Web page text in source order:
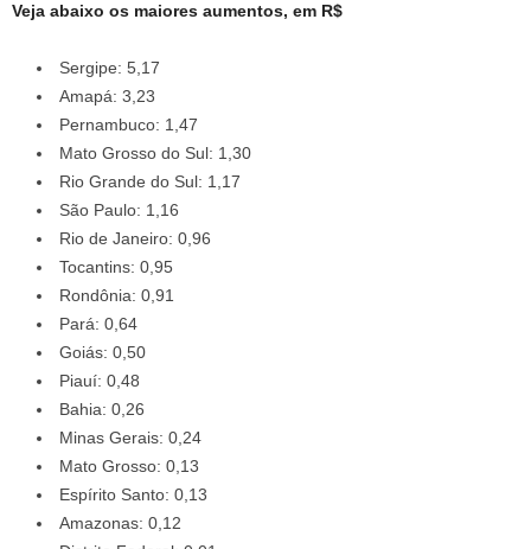
Veja abaixo os maiores aumentos, em R$
Sergipe: 5,17
Amapá: 3,23
Pernambuco: 1,47
Mato Grosso do Sul: 1,30
Rio Grande do Sul: 1,17
São Paulo: 1,16
Rio de Janeiro: 0,96
Tocantins: 0,95
Rondônia: 0,91
Pará: 0,64
Goiás: 0,50
Piauí: 0,48
Bahia: 0,26
Minas Gerais: 0,24
Mato Grosso: 0,13
Espírito Santo: 0,13
Amazonas: 0,12